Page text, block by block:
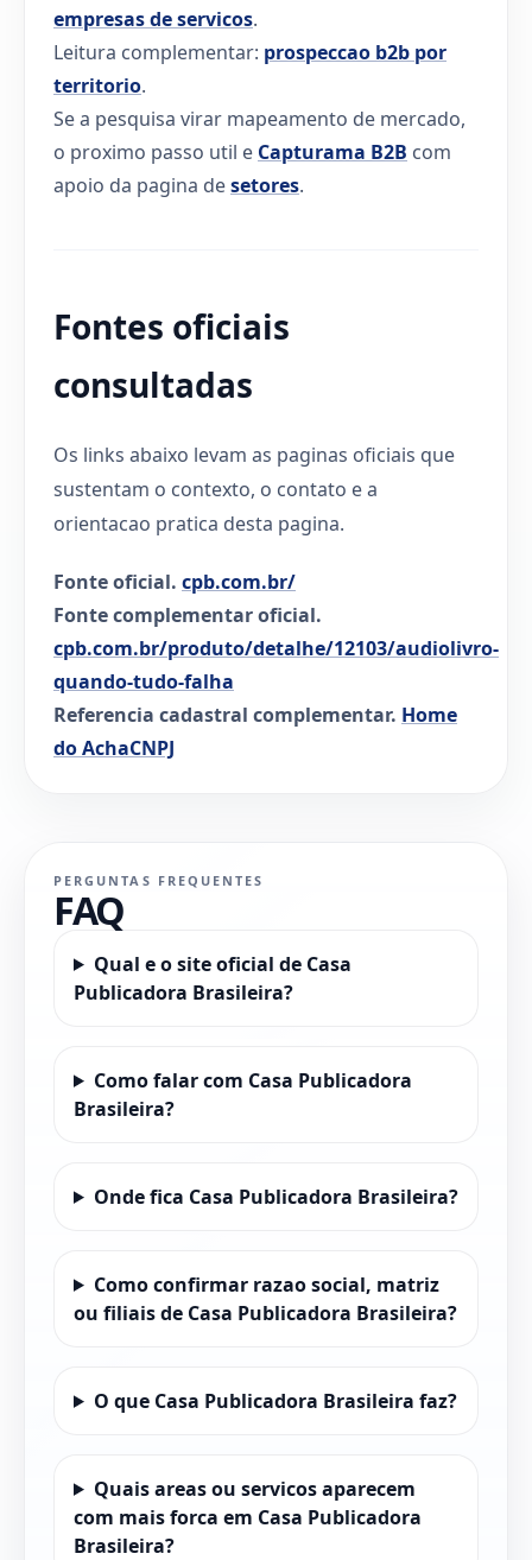
empresas de servicos.
Leitura complementar: prospeccao b2b por
territorio.
Se a pesquisa virar mapeamento de mercado,
o proximo passo util e Capturama B2B com
apoio da pagina desetores.
Fontes oficiais
consultadas
Os links abaixo levam as paginas oficiais que
sustentam o contexto, o contato e a
orientacao pratica desta pagina.
Fonte oficial. cpb.com.br/
Fonte complementar oficial.
cpb.com.br/produto/detalhe/12103/audiolivro-
quando-tudo-falha
Referencia cadastral complementar. Home
do AchaCNPJ
PERGUNTAS FREQUENTES
FAQ
Qual e o site oficial de Casa
Publicadora Brasileira?
Como falar com Casa Publicadora
Brasileira?
Onde fica Casa Publicadora Brasileira?
Como confirmar razao social, matriz
ou filiais de Casa Publicadora Brasileira?
O que Casa Publicadora Brasileira faz?
Quais areas ou servicos aparecem
com mais forca em Casa Publicadora
Brasileira?